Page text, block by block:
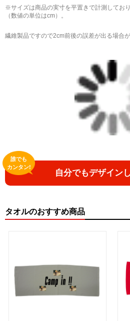
※サイズは商品の実寸を平置きで計測しており
（数値の単位はcm）。
繊維製品ですので2cm前後の誤差が出る場合が
自分でもデザイン
誰でも
カンタン!
タオルのおすすめ商品